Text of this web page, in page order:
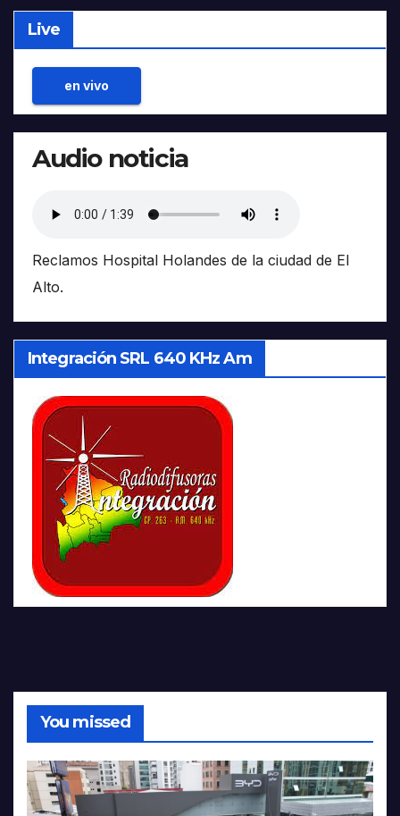
Live
en vivo
Audio noticia
Reclamos Hospital Holandes de la ciudad de El
Alto.
Integración SRL 640 KHz Am
You missed